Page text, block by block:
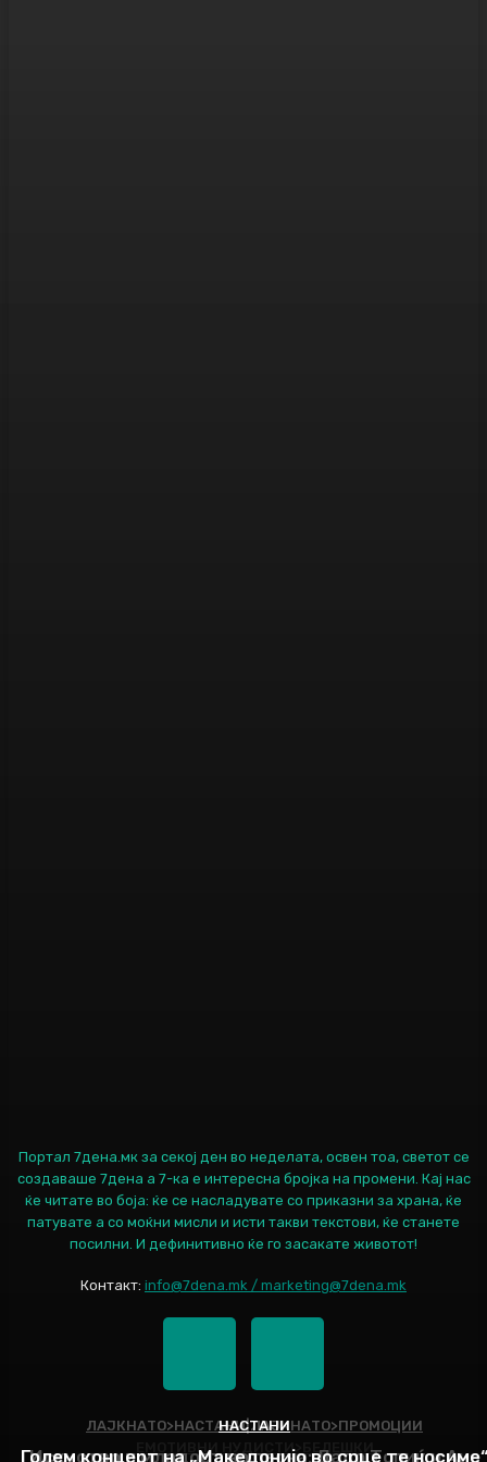
ЕМОТИВНИ НУДИСТИ>БЕЛЕШКИ
ЛАЈКНАТО>НАСТАНИ|ЛАЈКНАТО>ПРОМОЦИИ
Искуство и младост во песна: Дадо Топиќ и Ана
НАСТАНИ
Голем концерт на „Македонијо во срце те
Портал 7дена.мк за секој ден во неделата, освен тоа, светот се
создаваше 7дена а 7-ка е интересна бројка на промени. Кај нас
ќе читате во боја: ќе се насладувате со приказни за храна, ќе
патувате а со моќни мисли и исти такви текстови, ќе станете
посилни. И дефинитивно ќе го засакате животот!
Контакт: info@7dena.mk / marketing@7dena.mk